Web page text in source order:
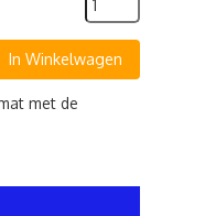
In Winkelwagen
met de